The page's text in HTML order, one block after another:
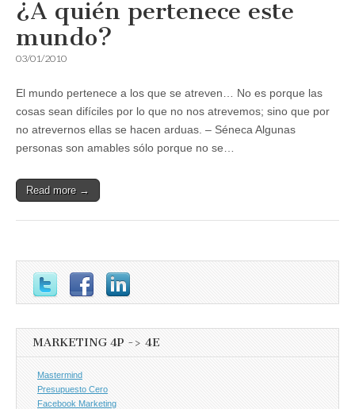
¿A quién pertenece este
mundo?
03/01/2010
El mundo pertenece a los que se atreven… No es porque las
cosas sean difíciles por lo que no nos atrevemos; sino que por
no atrevernos ellas se hacen arduas. – Séneca Algunas
personas son amables sólo porque no se…
Read more →
MARKETING 4P -> 4E
Mastermind
Presupuesto Cero
Facebook Marketing